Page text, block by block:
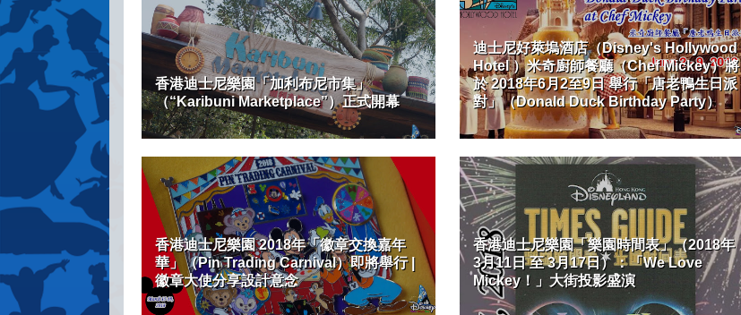
香港迪士尼樂園「加利布尼市集」
（“Karibuni Marketplace”）正式開幕
迪士尼好萊塢酒店（Disney's Hollywood
Hotel ）米奇廚師餐廳（Chef Mickey）將
於 2018年6月2至9日 舉行「唐老鴨生日派
對」（Donald Duck Birthday Party）
香港迪士尼樂園 2018年「徽章交換嘉年
華」（Pin Trading Carnival）即將舉行 |
徽章大使分享設計意念
香港迪士尼樂園「樂園時間表」（2018年
3月11日 至 3月17日）：「We Love
Mickey！」大街投影盛演